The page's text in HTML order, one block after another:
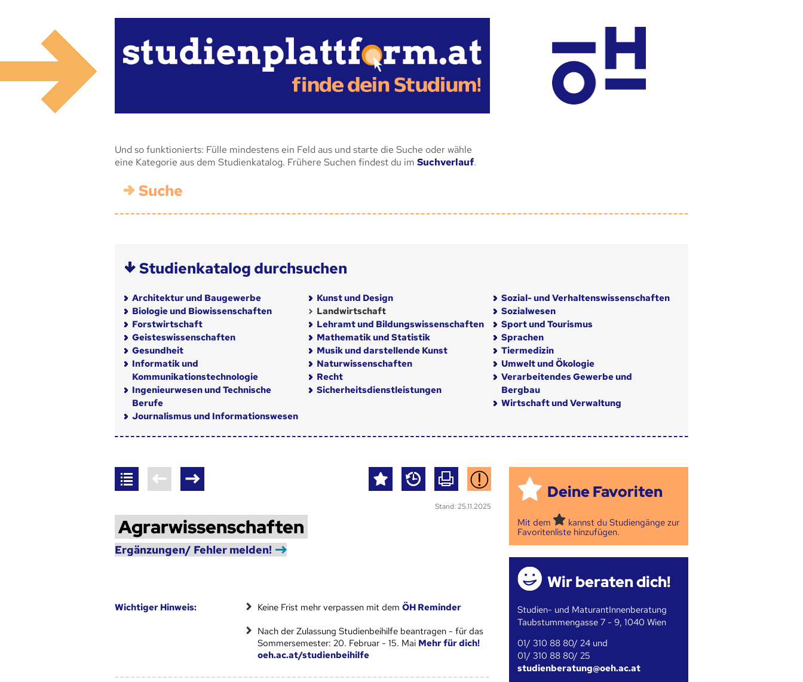
Und so funktionierts: Fülle mindestens ein Feld aus und starte die Suche oder wähle
eine Kategorie aus dem Studienkatalog. Frühere Suchen findest du im Suchverlauf.
Suche
Studienkatalog durchsuchen
Architektur und Baugewerbe
Biologie und Biowissenschaften
Forstwirtschaft
Geisteswissenschaften
Gesundheit
Informatik und
Kommunikationstechnologie
Ingenieurwesen und Technische
Berufe
Journalismus und Informationswesen
Kunst und Design
Landwirtschaft
Lehramt und Bildungswissenschaften
Mathematik und Statistik
Musik und darstellende Kunst
Naturwissenschaften
Recht
Sicherheitsdienstleistungen
Sozial- und Verhaltenswissenschaften
Sozialwesen
Sport und Tourismus
Sprachen
Tiermedizin
Umwelt und Ökologie
Verarbeitendes Gewerbe und
Bergbau
Wirtschaft und Verwaltung
Stand: 25.11.2025
Agrarwissenschaften
Ergänzungen/ Fehler melden!
Wich­ti­ger Hin­weis: Keine Frist mehr verpassen mit dem ÖH Reminder
Nach der Zulassung Studienbeihilfe beantragen - für das
Sommersemester: 20. Februar - 15. Mai Mehr für dich!
oeh.ac.at/studienbeihilfe
Deine Favoriten
Mit dem
kannst du Studiengänge zur
Favoritenliste hinzufügen.
Wir beraten dich!
Studien- und MaturantInnenberatung
Taubstummengasse 7 - 9, 1040 Wien
01/ 310 88 80/ 24 und
01/ 310 88 80/ 25
studienberatung@oeh.ac.at